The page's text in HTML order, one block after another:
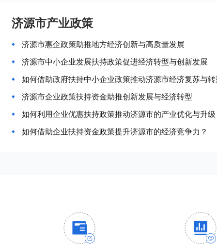
济源市产业政策
济源市惠企政策助推地方经济创新与高质量发展
济源市中小企业发展扶持政策促进经济转型与创新发展
如何借助政府扶持中小企业政策推动济源市经济复苏与
济源市企业政策扶持资金助推创新发展与经济转型
如何利用企业优惠扶持政策推动济源市的产业优化与升
如何借助企业扶持资金政策提升济源市的经济竞争力？